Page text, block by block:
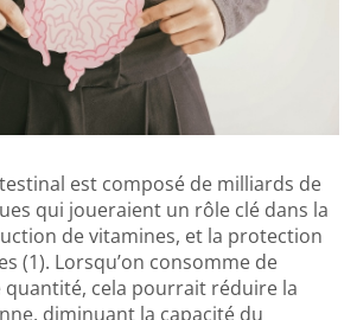
est composé de milliards de
qui joueraient un rôle clé dans la
de vitamines, et la protection
(1). Lorsqu’on consomme de
quantité, cela pourrait réduire la
diminuant la capacité du